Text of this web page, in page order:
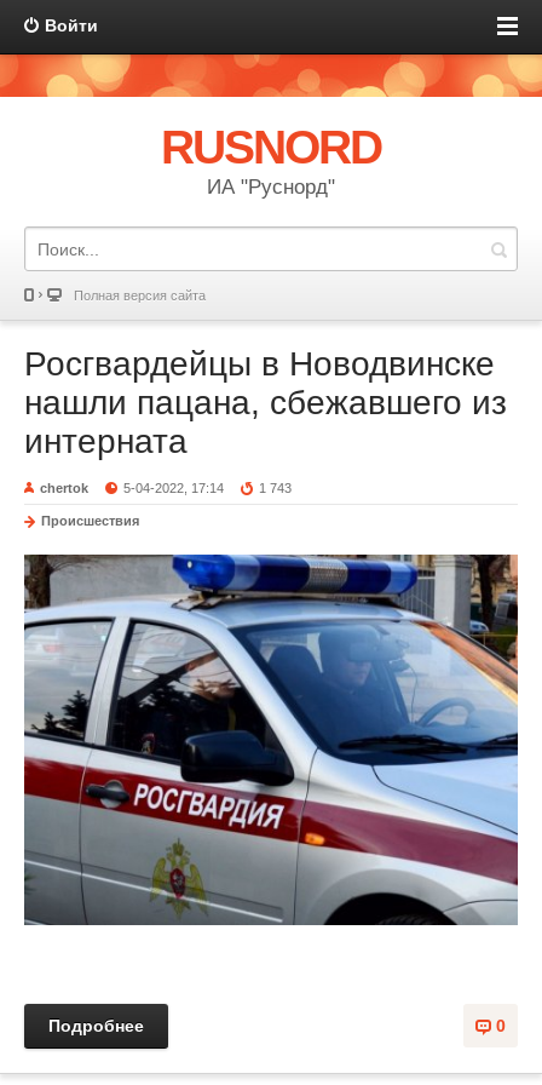
Войти
RUSNORD
ИА "Руснорд"
Полная версия сайта
Росгвардейцы в Новодвинске
нашли пацана, сбежавшего из
интерната
chertok 5-04-2022, 17:14 1 743
Происшествия
0
Подробнее